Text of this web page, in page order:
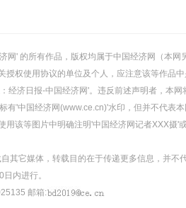
网' 的所有作品，版权均属于中国经济网（本
权使用协议的单位及个人，应注意该等作品
济日报-中国经济网'。违反前述声明者，本网
有'中国经济网(www.ce.cn)'水印，但并不代表
该等图片中明确注明'中国经济网记者XXX摄'
其它媒体，转载目的在于传递更多信息，并不
内进行。
邮箱: